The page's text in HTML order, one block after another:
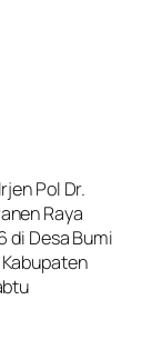
Pol Dr.
Raya
di Desa Bumi